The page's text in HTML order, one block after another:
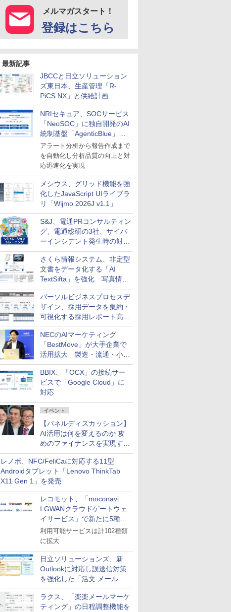
メルマガスタート！
登録はこちら
最新記事
JBCCと日立ソリューション
ズ東日本、生産管理「R-
PiCS NX」と供給計画
「scSQUARE ISP」の連携サ
ービスを提供開始
NRIセキュア、SOCサービス
「NeoSOC」に独自開発のAI
統制基盤「AgenticBlue」を
導入
アラート分析から報告作成まで
を自動化し分析品質の向上と対
応迅速化を実現
メシウス、グリッド機能を強
化したJavaScript UIライブラ
リ「Wijmo 2026J v1.1」
S&J、電通PRコンサルティン
グ、電通総研の3社、サイバ
ーインシデント発生時の対応
と危機管理広報を一体的に訓
練するプログラムを提供
さくら情報システム、非定型
文書をデータ化する「AI
TextSifta」を強化 写真情報
のデータ化などに対応
パーソルビジネスプロセスデ
ザイン、採用データを集約・
可視化する採用レポート高速
化サービスを提供
NECのAIマーケティング
「BestMove」が大手企業で
活用拡大 製造・流通・小売
企業・広告代理店などが実装
フェーズへ
BBIX、「OCX」の接続サー
ビスで「Google Cloud」に
対応
イベント
【パネルディスカッション】
AI活用は何を変えるのか 攻
めのファイナンスを実現する
業務設計とマインドセット変
革
レノボ、NFC/FeliCaに対応する11型
Androidタブレット「Lenovo ThinkTab
X11 Gen 1」を発売
レコモット、「moconavi
LGWANクラウドゲートウェ
イサービス」で新たに5種類
のサービスと連携開始
利用可能サービスは計102種類
に拡大
日立ソリューションズ、新
Outlookに対応し誤送信対策
を強化した「活文 メール誤
送信防止アドインサービス」
を提供
ラクス、「楽楽メールマーケ
ティング」の日程調整機能を